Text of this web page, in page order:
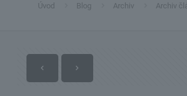
Úvod Blog Archiv Archiv